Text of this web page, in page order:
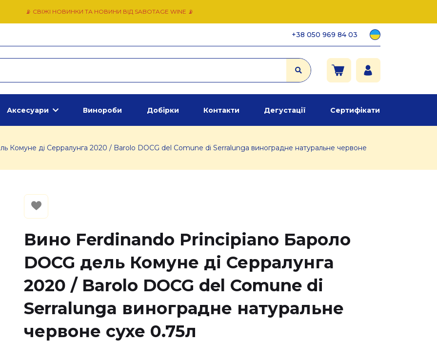
📡 СВІЖІ НОВИНКИ ТА НОВИНИ ВІД SABOTAGE WINE 📡
+38 050 969 84 03
Аксесуари Винороби Добірки Контакти Дегустації Сертифікати
Комуне ді Серралунга 2020 / Barolo DOCG del Comune di Serralunga виноградне натуральне червоне
Вино Ferdinando Principiano Бароло
DOCG дель Комуне ді Серралунга
2020 / Barolo DOCG del Comune di
Serralunga виноградне натуральне
червоне сухе 0.75л